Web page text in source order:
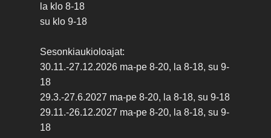
la klo 8-18
su klo 9-18
Sesonkiaukioloajat:
30.11.-27.12.2026 ma-pe 8-20, la 8-18, su 9-
18
29.3.-27.6.2027 ma-pe 8-20, la 8-18, su 9-18
29.11.-26.12.2027 ma-pe 8-20, la 8-18, su 9-
18